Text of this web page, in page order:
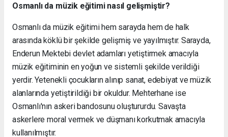
Osmanlı da müzik eğitimi nasıl gelişmiştir?
Osmanlı da müzik eğitimi hem sarayda hem de halk
arasında köklü bir şekilde gelişmiş ve yayılmıştır. Sarayda,
Enderun Mektebi devlet adamları yetiştirmek amacıyla
müzik eğitiminin en yoğun ve sistemli şekilde verildiği
yerdir. Yetenekli çocukların alınıp sanat, edebiyat ve müzik
alanlarında yetiştirildiği bir okuldur. Mehterhane ise
Osmanlı'nın askeri bandosunu oluştururdu. Savaşta
askerlere moral vermek ve düşmanı korkutmak amacıyla
kullanılmıştır.